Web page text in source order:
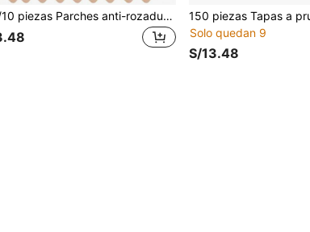
1/2/10 piezas Parches anti-rozaduras para muslos, almohadillas invisibles de spandex para muslos internos y pantorrillas. Reducen efectivamente la fricción de la piel y el dolor para hombres & mujeres en verano, pegatinas protectoras suaves, accesorio diario agradable y regalo lindo para el Día de San Valentín.
Solo quedan 9
S/13.48